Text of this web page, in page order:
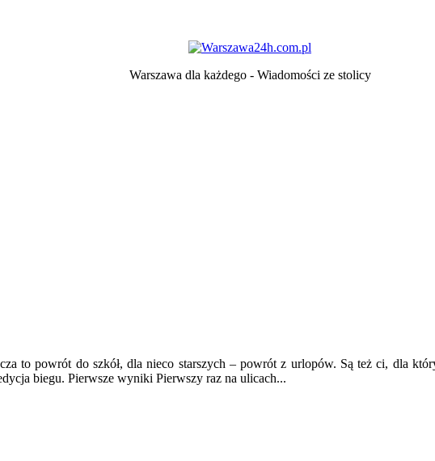
Warszawa dla każdego -Wiadomości ze stolicy
to powrót do szkół, dla nieco starszych – powrót z urlopów. Są też ci, dla
biegu. Pierwsze wyniki Pierwszy raz na ulicach...